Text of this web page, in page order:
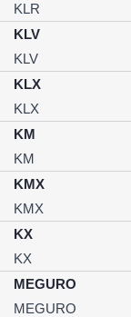
KLR
KLV
KLV
KLX
KLX
KM
KM
KMX
KMX
KX
KX
MEGURO
MEGURO